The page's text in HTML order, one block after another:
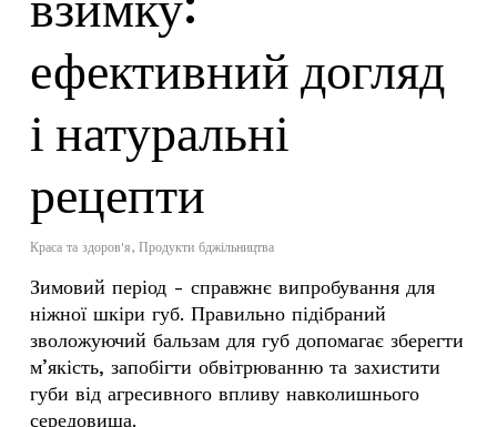
ефективний догляд
і натуральні
рецепти
Краса та здоров'я, Продукти бджільництва
Зимовий період - справжнє випробування для
ніжної шкіри губ. Правильно підібраний
зволожуючий бальзам для губ допомагає зберегти
м’якість, запобігти обвітрюванню та захистити
губи від агресивного впливу навколишнього
середовища.